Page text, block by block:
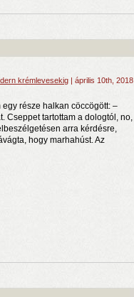
krémlevesekig | április 10th, 2018
része halkan cöccögött: –
Cseppet tartottam a dologtól, no,
arra kérdésre,
hogy marhahúst. Az